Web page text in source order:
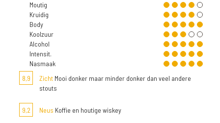
Moutig
Kruidig
Body
Koolzuur
Alcohol
Intensit.
Nasmaak
8,9
Zicht Mooi donker maar minder donker dan veel andere
stouts
9,2 Neus Koffie en houtige wiskey